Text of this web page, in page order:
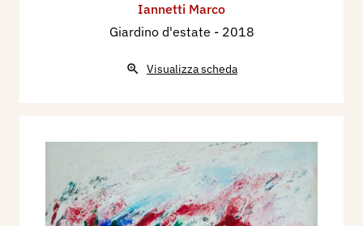
Iannetti Marco
Giardino d'estate - 2018
Visualizza scheda